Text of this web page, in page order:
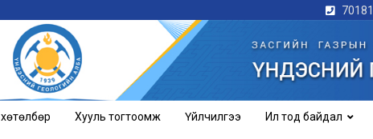
Хууль тогтоомж Үйлчилгээ Ил тод байдал